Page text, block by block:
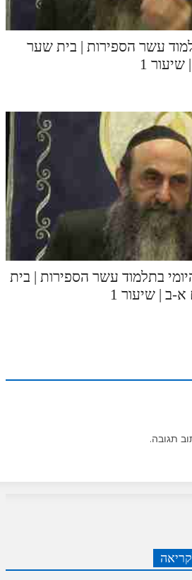
עשר הספירות | בית שער
1
בתלמוד עשר הספירות | בית
ב | שיעור 1
תגובה.